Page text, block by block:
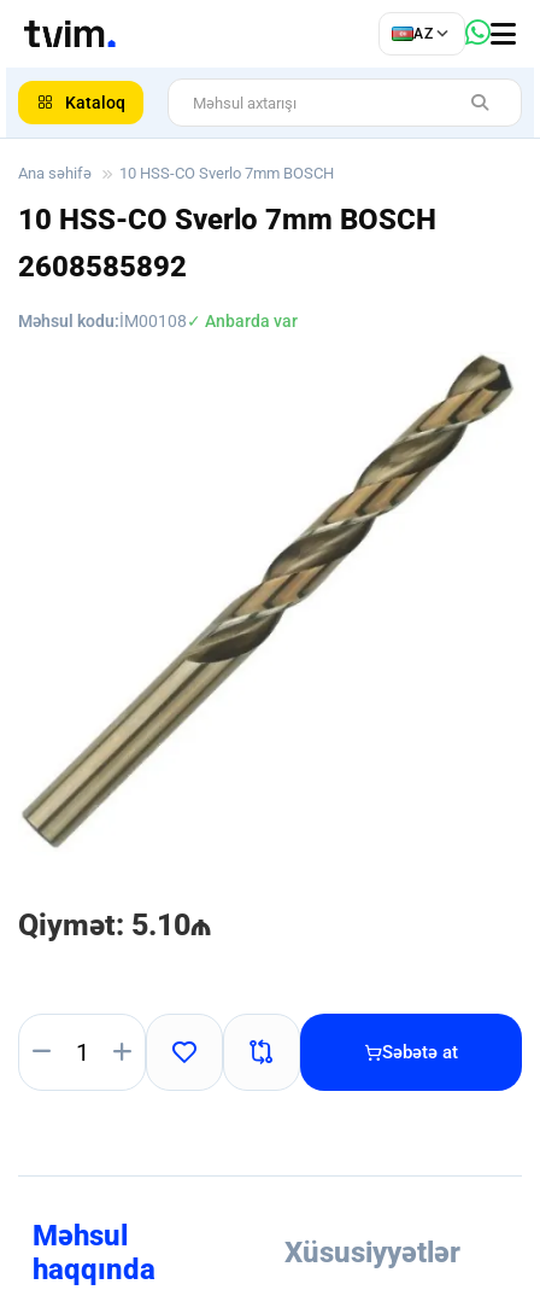
AZ
Kataloq
Ana səhifə 10 HSS-CO Sverlo 7mm BOSCH
10 HSS-CO Sverlo 7mm BOSCH
2608585892
Məhsul kodu:İM00108✓ Anbarda var
Qiymət: 5.10₼
Səbətə at
Məhsul
haqqında
Xüsusiyyətlər